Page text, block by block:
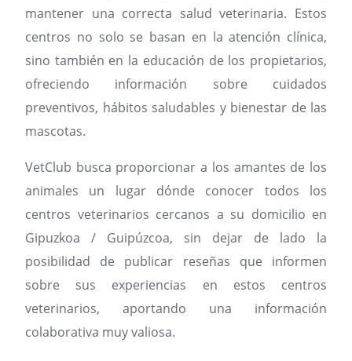
mantener una correcta salud veterinaria. Estos
centros no solo se basan en la atención clínica,
sino también en la educación de los propietarios,
ofreciendo información sobre cuidados
preventivos, hábitos saludables y bienestar de las
mascotas.
VetClub busca proporcionar a los amantes de los
animales un lugar dónde conocer todos los
centros veterinarios cercanos a su domicilio en
Gipuzkoa / Guipúzcoa, sin dejar de lado la
posibilidad de publicar reseñas que informen
sobre sus experiencias en estos centros
veterinarios, aportando una información
colaborativa muy valiosa.